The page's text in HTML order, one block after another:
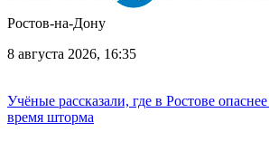
Ростов-на-Дону
8 августа 2026, 16:35
Учёные рассказали, где в Ростове
время шторма